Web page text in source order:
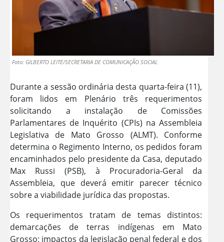
Foto: GILBERTO LEITE/SECRETARIA DE COMUNICAÇÃO SOCIAL
Durante a sessão ordinária desta quarta-feira (11),
foram lidos em Plenário três requerimentos
solicitando a instalação de Comissões
Parlamentares de Inquérito (CPIs) na Assembleia
Legislativa de Mato Grosso (ALMT). Conforme
determina o Regimento Interno, os pedidos foram
encaminhados pelo presidente da Casa, deputado
Max Russi (PSB), à Procuradoria-Geral da
Assembleia, que deverá emitir parecer técnico
sobre a viabilidade jurídica das propostas.
Os requerimentos tratam de temas distintos:
demarcações de terras indígenas em Mato
Grosso; impactos da legislação penal federal e dos